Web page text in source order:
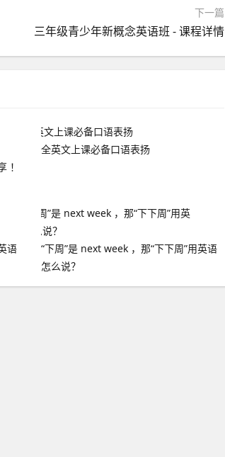
下一篇
三年级青少年新概念英语班 - 课程详情
！
全英文上课必备口语表扬
语
“下周”是 next week ，那“下下周”用英语
怎么说？